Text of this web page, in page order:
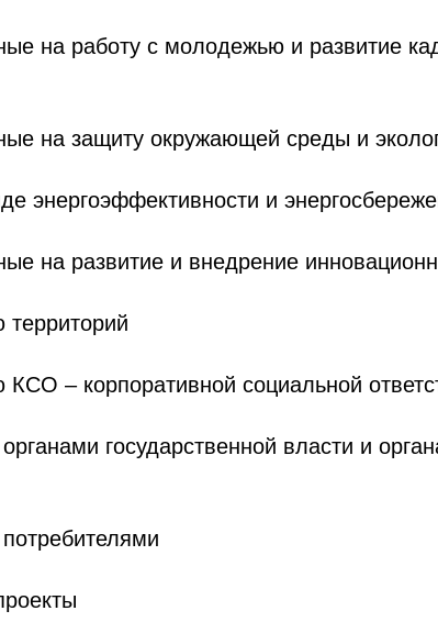
на работу с молодежью и развитие
на защиту окружающей среды и
энергоэффективности и
на развитие и внедрение
территорий
КСО – корпоративной социальной
государственной власти и